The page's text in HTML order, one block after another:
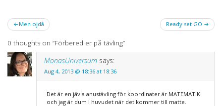
Post
navigation
Men ojdå Ready set GO
0 thoughts on “Förbered er på tävling”
MonasUniversum says:
Aug 4, 2013 @ 18:36 at 18:36
Det är en jävla anustävling för koordinater är MATEMATIK
och jag är dum i huvudet när det kommer till matte.